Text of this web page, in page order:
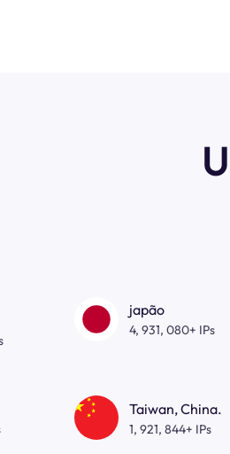
japão
4, 931, 080+ IPs
Taiwan, China.
1, 921, 844+ IPs